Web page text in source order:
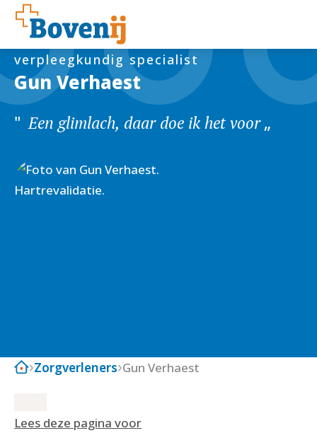
Gun Verhaest
verpleegkundig specialist
Een glimlach, daar doe ik het voor
Zorgverleners Gun Verhaest
Lees deze pagina voor